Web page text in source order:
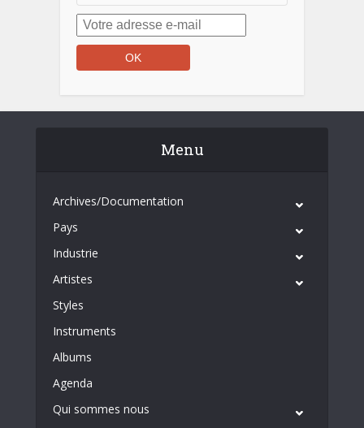
Menu
Archives/Documentation
Pays
Industrie
Artistes
Styles
Instruments
Albums
Agenda
Qui sommes nous